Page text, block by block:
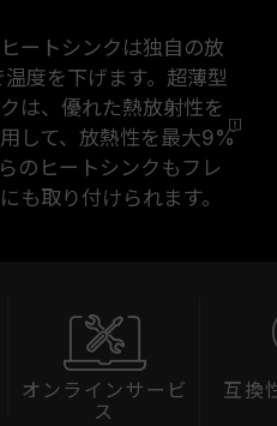
ートシンクは独自の放
度を下げます。超薄型
は、優れた熱放射性を
して、放熱性を最大9%
のヒートシンクもフレ
も取り付けられます。
オンラインサービ
ス
互換